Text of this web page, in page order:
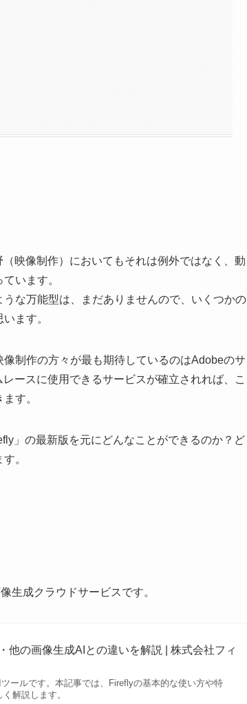
映像制作）においてもそれは例外ではなく、動
います。
な万能型は、まだありませんので、いくつかの
ます。
制作の方々が最も期待しているのはAdobeのサ
ースに使用できるサービスが確立されれば、こ
す。
」の最新版を元にどんなことができるのか？ど
。
生成クラウドサービスです。
他の画像生成AIとの違いを解説 | 株式会社フィ
ールです。本記事では、Fireflyの基本的な使い方や特
解説します。